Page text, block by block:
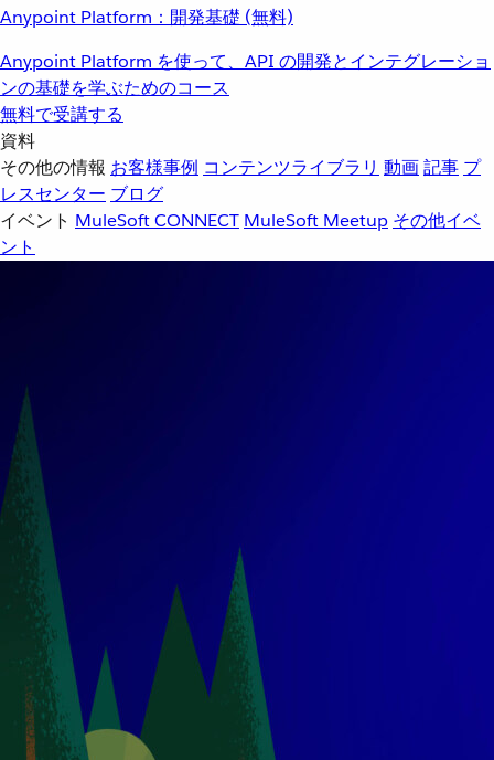
Anypoint Platform：開発基礎 (無料)
Anypoint Platform を使って、API の開発とインテグレーショ
ンの基礎を学ぶためのコース
無料で受講する
資料
その他の情報 お客様事例 コンテンツライブラリ 動画記事 プ
レスセンター ブログ
イベント MuleSoft CONNECT MuleSoft Meetup その他イベ
ント